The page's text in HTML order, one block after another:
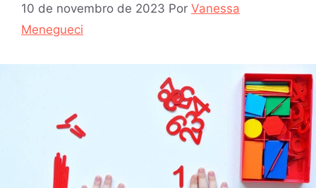
10 de novembro de 2023 Por Vanessa
Menegueci